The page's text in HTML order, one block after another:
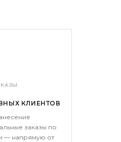
КЛИЕНТОВ
заказы по
— напрямую от